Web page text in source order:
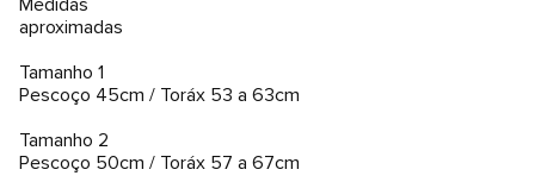
Medidas
aproximadas
Tamanho 1
Pescoço 45cm / Toráx 53 a 63cm
Tamanho 2
Pescoço 50cm / Toráx 57 a 67cm